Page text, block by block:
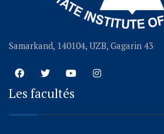
Samarkand, 140104, UZB, Gagarin 43
Les facultés